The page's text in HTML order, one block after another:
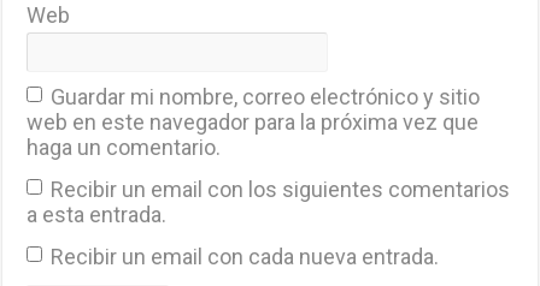
Web
Guardar mi nombre, correo electrónico y sitio
web en este navegador para la próxima vez que
haga un comentario.
Recibir un email con los siguientes comentarios
a esta entrada.
Recibir un email con cada nueva entrada.